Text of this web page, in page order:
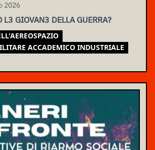
2026
L3 GIOVAN3 DELLA GUERRA?
ACCADEMICO INDUSTRIALE